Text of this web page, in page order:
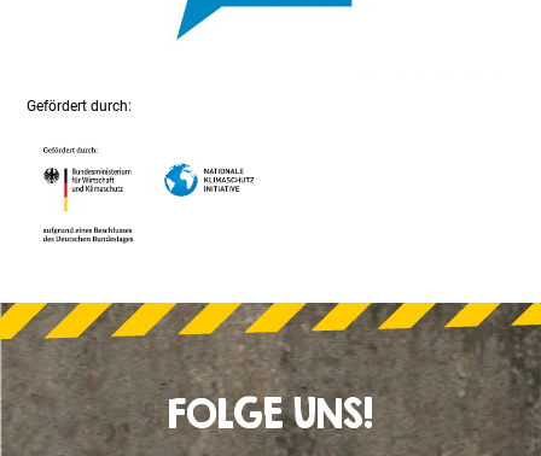
Gefördert durch:
FOLGE UNS!